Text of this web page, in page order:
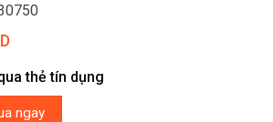
thẻ tín dụng
5 Neo 6 lít P2530750 số lượng
ngay